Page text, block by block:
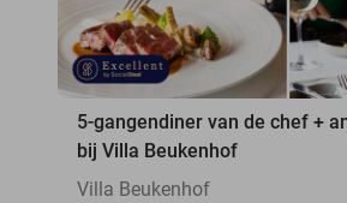
5-gangendiner van de chef +
bij Villa Beukenhof
Villa Beukenhof